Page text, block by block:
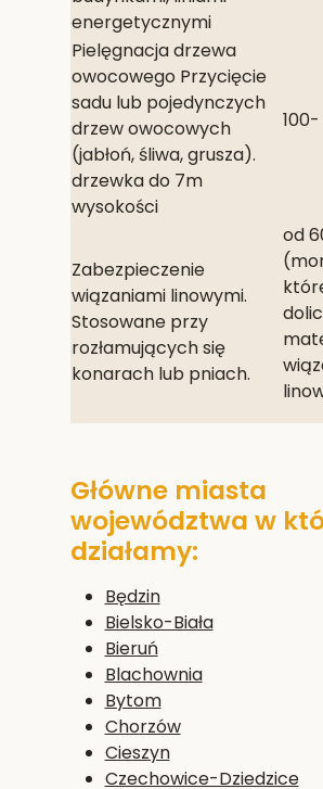
energetycznymi
Pielęgnacja drzewa
owocowego Przycięcie
sadu lub pojedynczych
drzew owocowych
(jabłoń, śliwa, grusza).
drzewka do 7m
wysokości
100-
Zabezpieczenie
wiązaniami linowymi.
Stosowane przy
rozłamujących się
konarach lub pniach.
od
Główne miasta
województwa w
działamy:
Będzin
Bielsko-Biała
Bieruń
Blachownia
Bytom
Chorzów
Cieszyn
Czechowice-Dziedzice